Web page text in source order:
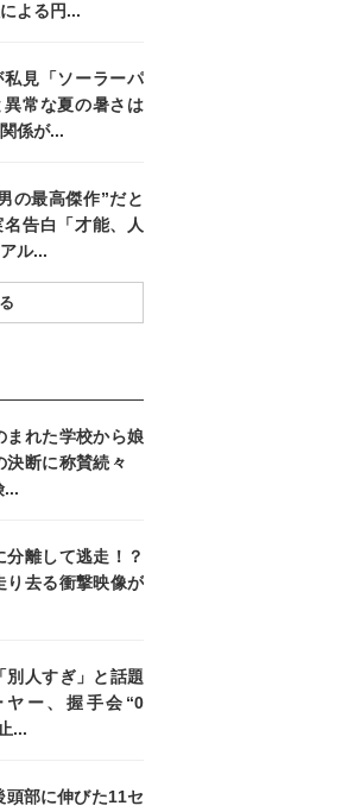
よる円...
見「ソーラーパ
常な夏の暑さは
係が...
の最高傑作”だと
告白「才能、人
ル...
まれた学校から娘
決断に称賛続々
...
分離して逃走！？
り去る衝撃映像が
別人すぎ」と話題
ー、握手会“0
...
頭部に伸びた11セ